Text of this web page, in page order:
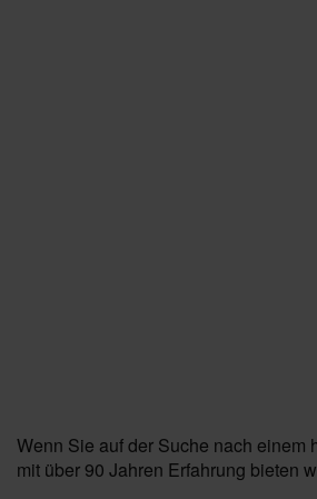
Wenn Sie auf der Suche nach einem
mit über 90 Jahren Erfahrung bieten